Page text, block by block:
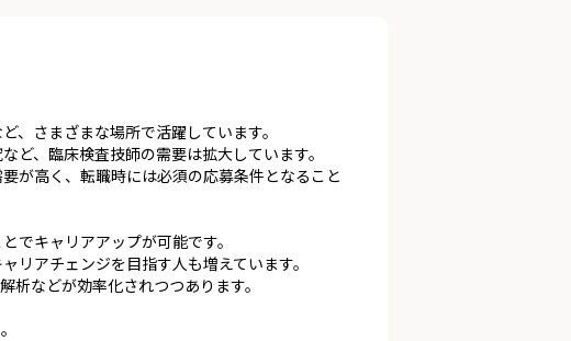
、さまざまな場所で活躍しています。
、臨床検査技師の需要は拡大しています。
が高く、転職時には必須の応募条件となること
でキャリアアップが可能です。
リアチェンジを目指す人も増えています。
などが効率化されつつあります。